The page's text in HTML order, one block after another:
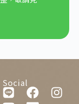
Social